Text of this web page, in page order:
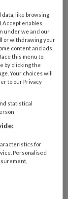
like browsing
Accept enables
under we and our
or withdrawing your
content and ads
this menu to
by clicking the
Your choices will
to our Privacy
statistical
for
Personalised